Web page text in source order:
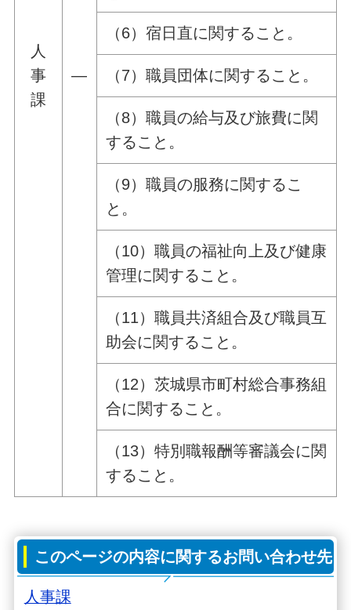
人
事
課
―
（6）宿日直に関すること。
（7）職員団体に関すること。
（8）職員の給与及び旅費に関
すること。
（9）職員の服務に関するこ
と。
（10）職員の福祉向上及び健康
管理に関すること。
（11）職員共済組合及び職員互
助会に関すること。
（12）茨城県市町村総合事務組
合に関すること。
（13）特別職報酬等審議会に関
すること。
このページの内容に関するお問い合わせ先
人事課